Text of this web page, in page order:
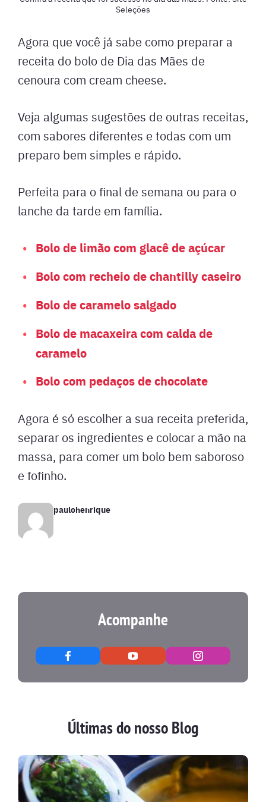
Seleções
Agora que você já sabe como preparar a
receita do bolo de Dia das Mães de
cenoura com cream cheese.
Veja algumas sugestões de outras receitas,
com sabores diferentes e todas com um
preparo bem simples e rápido.
Perfeita para o final de semana ou para o
lanche da tarde em família.
Bolo de limão com glacê de açúcar
Bolo com recheio de chantilly caseiro
Bolo de caramelo salgado
Bolo de macaxeira com calda de
caramelo
Bolo com pedaços de chocolate
Agora é só escolher a sua receita preferida,
separar os ingredientes e colocar a mão na
massa, para comer um bolo bem saboroso
e fofinho.
paulohenrique
Acompanhe
Últimas do nosso Blog